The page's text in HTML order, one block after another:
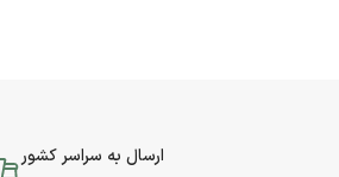
ارسال به سراسر کشور